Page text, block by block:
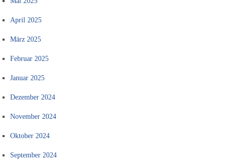
April 2025
März 2025
Februar 2025
Januar 2025
Dezember 2024
November 2024
Oktober 2024
September 2024